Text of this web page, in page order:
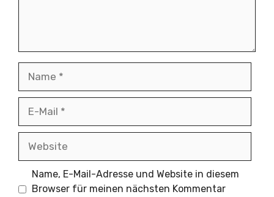
Name, E-Mail-Adresse und Website in diesem
Browser für meinen nächsten Kommentar